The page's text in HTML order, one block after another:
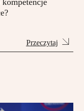
Przeczytaj